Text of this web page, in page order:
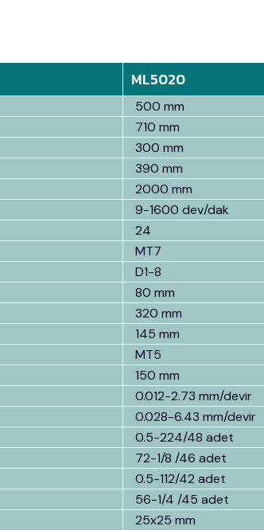
ML5020
500 mm
710 mm
300 mm
390 mm
2000 mm
9-1600 dev/dak
24
MT7
D1-8
80 mm
320 mm
145 mm
MT5
150 mm
0.012-2.73 mm/devir
0.028-6.43 mm/devir
0.5-224/48 adet
72-1/8 /46 adet
0.5-112/42 adet
56-1/4 /45 adet
25x25 mm